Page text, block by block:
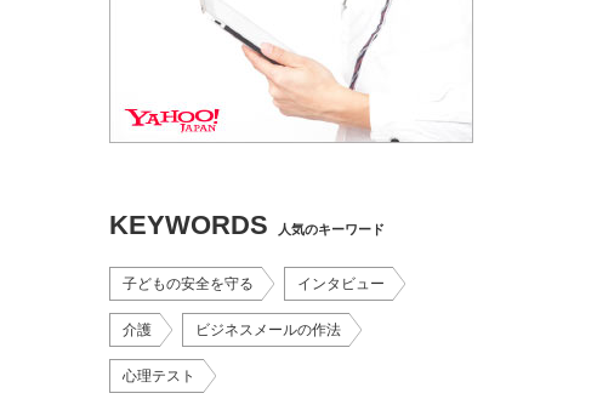
KEYWORDS 人気のキーワード
子どもの安全を守る インタビュー
介護 ビジネスメールの作法
心理テスト